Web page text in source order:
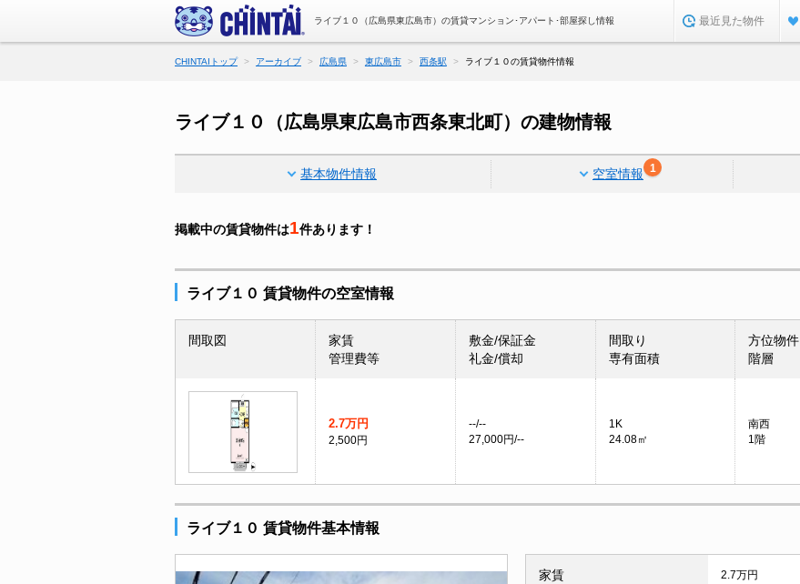
ライブ１０（広島県東広島市）の賃貸マンション･アパート･部屋探し情報 最近見た物件
CHINTAIトップ アーカイブ 広島県 東広島市 西条駅 ライブ１０の賃貸物件情報
ライブ１０（広島県東広島市西条東北町）の建物情報
基本物件情報 空室情報 1
掲載中の賃貸物件は1件あります！
ライブ１０ 賃貸物件の空室情報
間取図
家賃
管理費等
敷金/保証金
礼金/償却
間取り
専有面積
方位物件
階層
2.7万円
2,500円
--/--
27,000円/--
1K
24.08㎡
南西
1階
ライブ１０ 賃貸物件基本情報
家賃 2.7万円